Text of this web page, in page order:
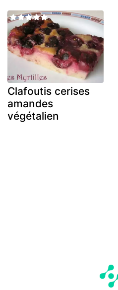
Clafoutis cerises
amandes
végétalien